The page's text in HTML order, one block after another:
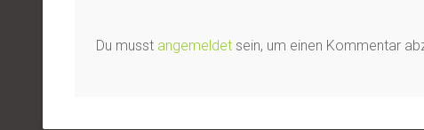
Du musst angemeldet sein, um einen Kommentar